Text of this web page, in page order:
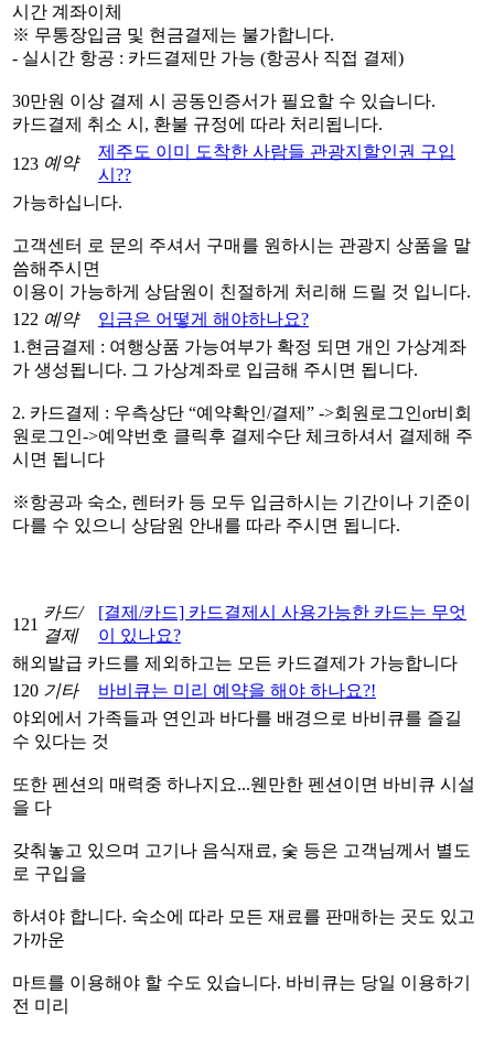
시간 계좌이체
※ 무통장입금 및 현금결제는 불가합니다.
- 실시간 항공 : 카드결제만 가능 (항공사 직접 결제)
30만원 이상 결제 시 공동인증서가 필요할 수 있습니다.
카드결제 취소 시, 환불 규정에 따라 처리됩니다.
123 예약
제주도 이미 도착한 사람들 관광지할인권 구입
시??
가능하십니다.
고객센터 로 문의 주셔서 구매를 원하시는 관광지 상품을 말
씀해주시면
이용이 가능하게 상담원이 친절하게 처리해 드릴 것 입니다.
122 예약
입금은 어떻게 해야하나요?
1.현금결제 : 여행상품 가능여부가 확정 되면 개인 가상계좌
가 생성됩니다. 그 가상계좌로 입금해 주시면 됩니다.
2. 카드결제 : 우측상단 “예약확인/결제” ->회원로그인or비회
원로그인->예약번호 클릭후 결제수단 체크하셔서 결제해 주
시면 됩니다
※항공과 숙소, 렌터카 등 모두 입금하시는 기간이나 기준이
다를 수 있으니 상담원 안내를 따라 주시면 됩니다.
121
카드/
결제
[결제/카드] 카드결제시 사용가능한 카드는 무엇
이 있나요?
해외발급 카드를 제외하고는 모든 카드결제가 가능합니다
120 기타
바비큐는 미리 예약을 해야 하나요?!
야외에서 가족들과 연인과 바다를 배경으로 바비큐를 즐길
수 있다는 것
또한 펜션의 매력중 하나지요...웬만한 펜션이면 바비큐 시설
을 다
갖춰놓고 있으며 고기나 음식재료, 숯 등은 고객님께서 별도
로 구입을
하셔야 합니다. 숙소에 따라 모든 재료를 판매하는 곳도 있고
가까운
마트를 이용해야 할 수도 있습니다. 바비큐는 당일 이용하기
전 미리